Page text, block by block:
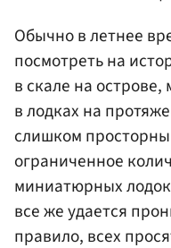
Обычно в летнее
посмотреть на
в скале на
в лодках на
слишком
ограниченное
миниатюрных
все же удается
правило, всех